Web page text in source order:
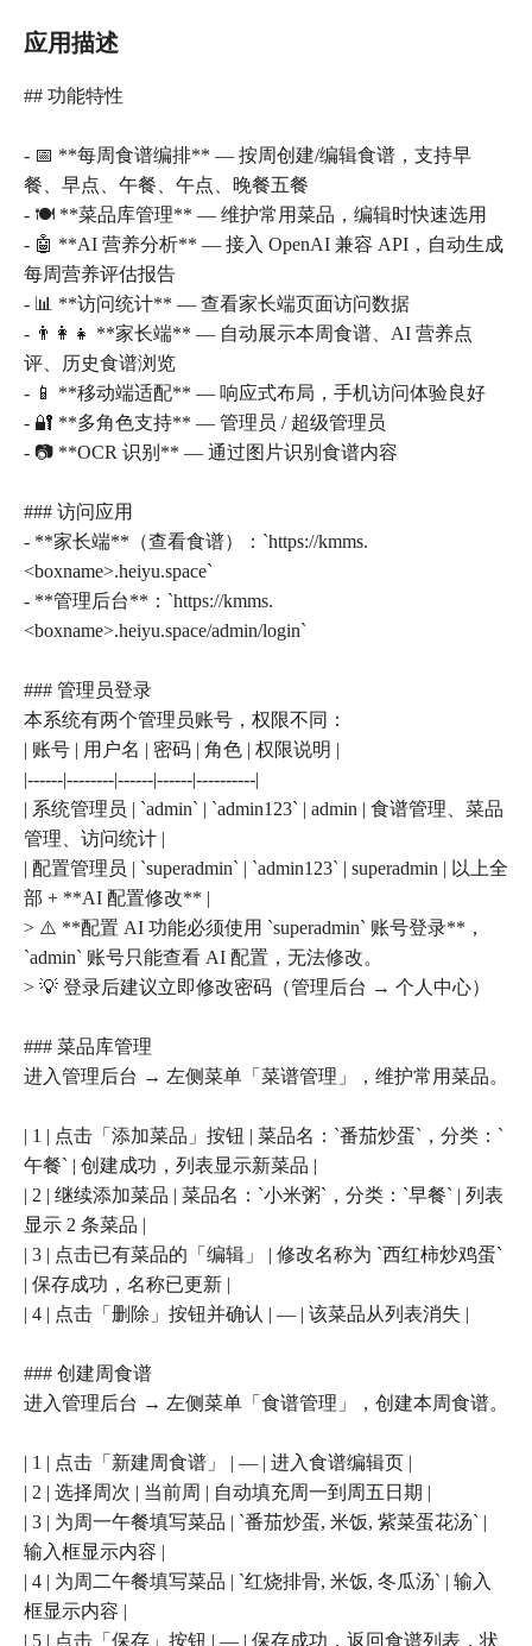
应用描述
## 功能特性
- 📅 **每周食谱编排** — 按周创建/编辑食谱，支持早
餐、早点、午餐、午点、晚餐五餐
- 🍽️ **菜品库管理** — 维护常用菜品，编辑时快速选用
- 🤖 **AI 营养分析** — 接入 OpenAI 兼容 API，自动生成
每周营养评估报告
- 📊 **访问统计** — 查看家长端页面访问数据
- 👨‍👩‍👧 **家长端** — 自动展示本周食谱、AI 营养点
评、历史食谱浏览
- 📱 **移动端适配** — 响应式布局，手机访问体验良好
- 🔐 **多角色支持** — 管理员 / 超级管理员
- 📷 **OCR 识别** — 通过图片识别食谱内容
### 访问应用
- **家长端**（查看食谱）：`https://kmms.
<boxname>.heiyu.space`
- **管理后台**：`https://kmms.
<boxname>.heiyu.space/admin/login`
### 管理员登录
本系统有两个管理员账号，权限不同：
| 账号 | 用户名 | 密码 | 角色 | 权限说明 |
|------|--------|------|------|----------|
| 系统管理员 | `admin` | `admin123` | admin | 食谱管理、菜品
管理、访问统计 |
| 配置管理员 | `superadmin` | `admin123` | superadmin | 以上全
部 + **AI 配置修改** |
> ⚠️ **配置 AI 功能必须使用 `superadmin` 账号登录**，
`admin` 账号只能查看 AI 配置，无法修改。
> 💡 登录后建议立即修改密码（管理后台 → 个人中心）
### 菜品库管理
进入管理后台 → 左侧菜单「菜谱管理」，维护常用菜品。
| 1 | 点击「添加菜品」按钮 | 菜品名：`番茄炒蛋`，分类：`
午餐` | 创建成功，列表显示新菜品 |
| 2 | 继续添加菜品 | 菜品名：`小米粥`，分类：`早餐` | 列表
显示 2 条菜品 |
| 3 | 点击已有菜品的「编辑」 | 修改名称为 `西红柿炒鸡蛋`
| 保存成功，名称已更新 |
| 4 | 点击「删除」按钮并确认 | — | 该菜品从列表消失 |
### 创建周食谱
进入管理后台 → 左侧菜单「食谱管理」，创建本周食谱。
| 1 | 点击「新建周食谱」 | — | 进入食谱编辑页 |
| 2 | 选择周次 | 当前周 | 自动填充周一到周五日期 |
| 3 | 为周一午餐填写菜品 | `番茄炒蛋, 米饭, 紫菜蛋花汤` |
输入框显示内容 |
| 4 | 为周二午餐填写菜品 | `红烧排骨, 米饭, 冬瓜汤` | 输入
框显示内容 |
| 5 | 点击「保存」按钮 | — | 保存成功，返回食谱列表，状